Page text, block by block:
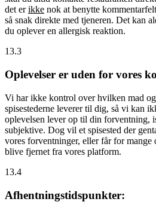
det erikke nok at benytte
så snak direkte med tjeneren. Det kan
du oplever en allergisk reaktion.
13.3
Oplevelser er uden for vores
Vi har ikke kontrol over hvilken mad
spisestederne leverer til dig, så vi kan
oplevelsen lever op til din forventning,
subjektive. Dog vil et spisested der
vores forventninger, eller får for mange
blive fjernet fra vores platform.
13.4
Afhentningstidspunkter: